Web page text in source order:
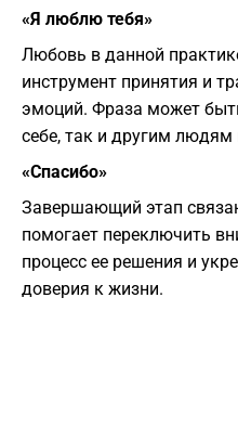
«Я люблю тебя»
Любовь в данной
инструмент принятия и
эмоций. Фраза может
себе, так и другим людям
«Спасибо»
Завершающий этап
помогает переключить
процесс ее решения и
доверия к жизни.